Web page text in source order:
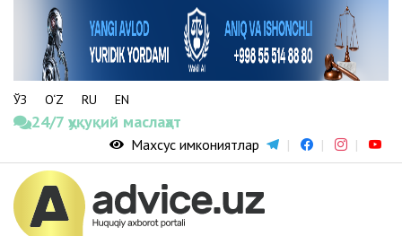
ЎЗ O‘Z RU EN
24/7 ҳуқуқий маслаҳат
Махсус имкониятлар